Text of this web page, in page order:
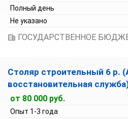
Полный день
Не указано
Столяр строительный 6 р.
восстановительная
от 80 000 руб.
Опыт 1-3 года